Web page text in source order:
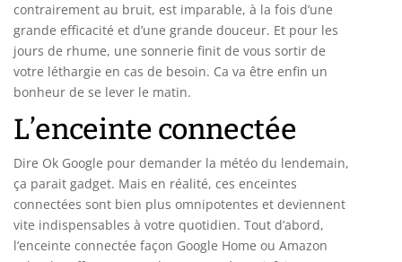
contrairement au bruit, est imparable, à la fois d’une
grande efficacité et d’une grande douceur. Et pour les
jours de rhume, une sonnerie finit de vous sortir de
votre léthargie en cas de besoin. Ca va être enfin un
bonheur de se lever le matin.
L’enceinte connectée
Dire Ok Google pour demander la météo du lendemain,
ça parait gadget. Mais en réalité, ces enceintes
connectées sont bien plus omnipotentes et deviennent
vite indispensables à votre quotidien. Tout d’abord,
l’enceinte connectée façon Google Home ou Amazon